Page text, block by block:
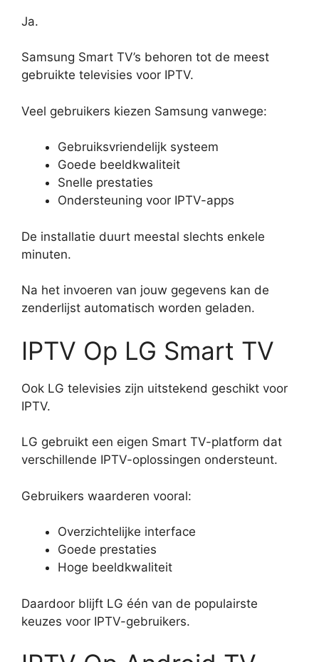
Ja.
Samsung Smart TV’s behoren tot de meest
gebruikte televisies voor IPTV.
Veel gebruikers kiezen Samsung vanwege:
Gebruiksvriendelijk systeem
Goede beeldkwaliteit
Snelle prestaties
Ondersteuning voor IPTV-apps
De installatie duurt meestal slechts enkele
minuten.
Na het invoeren van jouw gegevens kan de
zenderlijst automatisch worden geladen.
IPTV Op LG Smart TV
Ook LG televisies zijn uitstekend geschikt voor
IPTV.
LG gebruikt een eigen Smart TV-platform dat
verschillende IPTV-oplossingen ondersteunt.
Gebruikers waarderen vooral:
Overzichtelijke interface
Goede prestaties
Hoge beeldkwaliteit
Daardoor blijft LG één van de populairste
keuzes voor IPTV-gebruikers.